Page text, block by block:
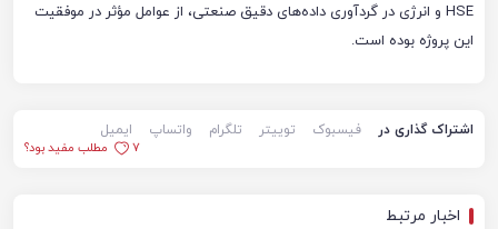
HSE و انرژی در گردآوری داده‌های دقیق صنعتی، از عوامل مؤثر در موفقیت
این پروژه بوده است.
اشتراک گذاری در فیسبوک توییتر تلگرام واتساپ
ایمیل
7
مطلب مفید بود؟
اخبار مرتبط